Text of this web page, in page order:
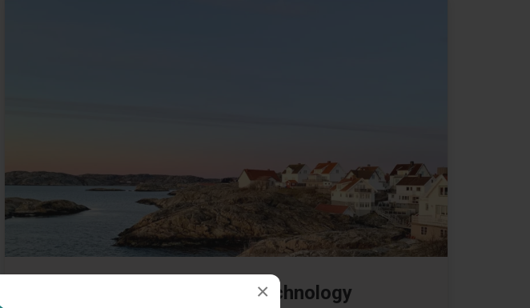
×
15 Innovative Information Technology